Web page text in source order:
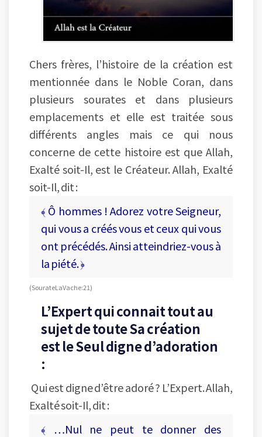
Chers frères, l’histoire de la création est
mentionnée dans le Noble Coran, dans
plusieurs sourates et dans plusieurs
emplacements et elle est traitée sous
différents angles mais ce qui nous
concerne de cette histoire est que Allah,
Exalté soit-Il, est le Créateur. Allah, Exalté
soit-Il, dit :
﴾ Ô hommes ! Adorez votre Seigneur,
qui vous a créés vous et ceux qui vous
ont précédés. Ainsi atteindriez-vous à
la piété. ﴿
(Sourate La Vache : 21)
L’Expert qui connait tout au
sujet de toute Sa création
est le Seul digne d’adoration
:
Qui est digne d’être adoré ? L’Expert. Allah,
Exalté soit-Il, dit :
﴾ …Nul ne peut te donner des